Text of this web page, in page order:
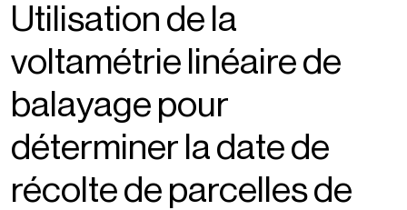
Carrière
Actualités
Documents
FAQ
Utilisation de la
voltamétrie linéaire de
balayage pour
déterminer la date de
récolte de parcelles de